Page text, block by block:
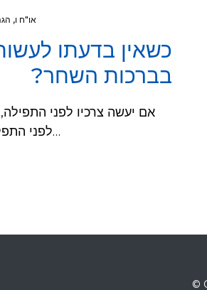
או"ח ו,
כשאין בדעתו
בברכות השחר?
לפני התפלה, יברך מיד. מקורות: בשוע"ר ו, א כתב שאף שעכשיו נהגו העולם…
©